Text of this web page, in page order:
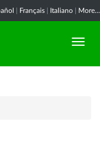
Français Italiano More...